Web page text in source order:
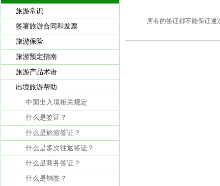
2026年07月30日 成功预订
2026年07月30日 成功预订
旅游常识
签署旅游合同和发票
旅游保险
旅游预定指南
旅游产品术语
出境旅游帮助
中国出入境相关规定
什么是签证？
什么是旅游签证？
什么是多次往返签证？
什么是商务签证？
什么是销签？
所有的签证都不能保证通